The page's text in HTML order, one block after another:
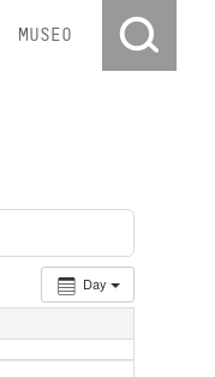
MUSEO
Day